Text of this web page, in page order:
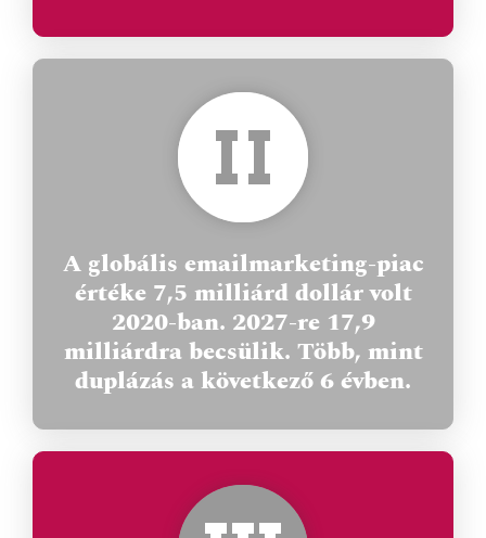
A globális emailmarketing-piac
értéke 7,5 milliárd dollár volt
2020-ban. 2027-re 17,9
milliárdra becsülik. Több, mint
duplázás a következő 6 évben.